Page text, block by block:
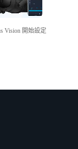
Vision 開始設定